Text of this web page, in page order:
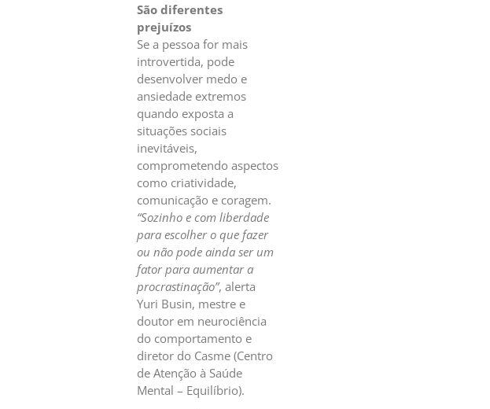
São diferentes
prejuízos
Se a pessoa for mais
introvertida, pode
desenvolver medo e
ansiedade extremos
quando exposta a
situações sociais
inevitáveis,
comprometendo aspectos
como criatividade,
comunicação e coragem.
“Sozinho e com liberdade
para escolher o que fazer
ou não pode ainda ser um
fator para aumentar a
procrastinação”, alerta
Yuri Busin, mestre e
doutor em neurociência
do comportamento e
diretor do Casme (Centro
de Atenção à Saúde
Mental – Equilíbrio).